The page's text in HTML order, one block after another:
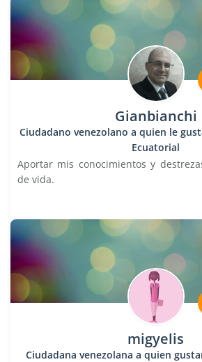
Gianbianchi
Ciudadano venezolano a quien le
Ecuatorial
Aportar mis conocimientos y
de vida.
migyelis
Ciudadana venezolana a quien